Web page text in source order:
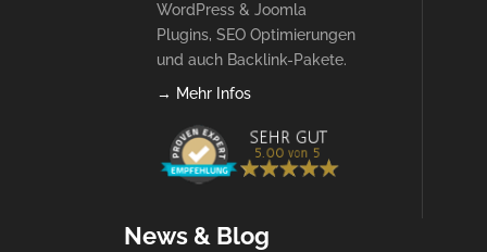
WordPress & Joomla
Plugins, SEO Optimierungen
und auch Backlink-Pakete.
→ Mehr Infos
News & Blog